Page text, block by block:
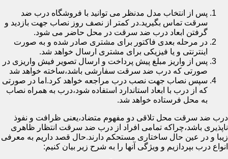
پس از انتخاب مدل مدنظر می توانید با فروشگاه درب ضد
سرقت تماس بگیرید.در کمتر از نصف روز نصاب جهت بازدید و
گرفتن ابعاد درب ضد سرقت در محل حاضر می شود.
در مرحله بعدی فاکتور برای مشتری صادر شده و به صورت
اینترنتی و یا فیزیکی برای مشتری ارسال خواهد شد.
پس از واریز مبلغ پیش پرداخت و ارسال تصویر فیش واریزی در
صورتی که درب ضد سرقت سفارشی باشد،ساخته خواهد شد
سپس نصاب جهت نصب درب مراجعه خواهد کرد.اما در صورتی
که از درب با ابعاد استاندارد استفاده شود،درب به همراه نصاب
به محل فرستاده خواهد شد.
درب ضد سرقت محل تلاقی دو مفهوم متضاد،یعنی ظرافت و نفوذ
ناپذیری باشد،چراکه تمامی افراد از درب ضد سرقت انتظار ظاهری
زیبا و در عین حال ساختاری مستحکم دارند.حال قصد داریم به معرفی
انواع درب بپردازیم و ویژگی آنها را به شرح زیر بیان کنیم: